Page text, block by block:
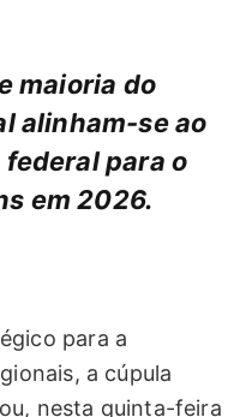
maioria do
alinham-se ao
para o
em 2026.
para a
a cúpula
nesta quinta-feira